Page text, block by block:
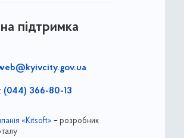
підтримка
(044) 366-80-13
«Kitsoft» – розробник